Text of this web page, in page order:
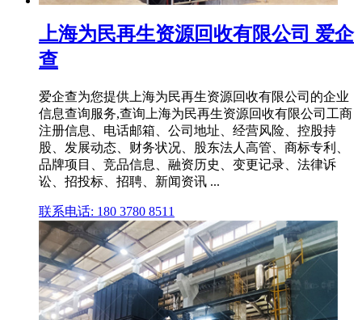
上海为民再生资源回收有限公司 爱企
查
爱企查为您提供上海为民再生资源回收有限公司的企业
信息查询服务,查询上海为民再生资源回收有限公司工商
注册信息、电话邮箱、公司地址、经营风险、控股持
股、发展动态、财务状况、股东法人高管、商标专利、
品牌项目、竞品信息、融资历史、变更记录、法律诉
讼、招投标、招聘、新闻资讯 ...
联系电话: 180 3780 8511